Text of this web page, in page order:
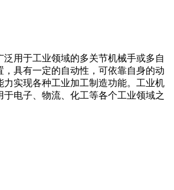
泛用于工业领域的多关节机械手或多自
，具有一定的自动性，可依靠自身的动
力实现各种工业加工制造功能。工业机
于电子、物流、化工等各个工业领域之